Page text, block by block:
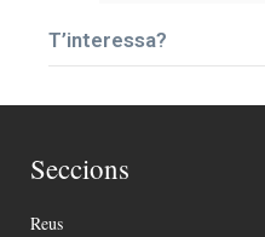
T’interessa?
Seccions
Reus